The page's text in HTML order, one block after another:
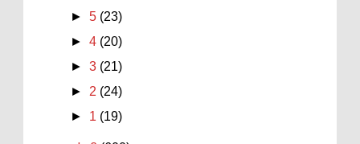
►5 (23)
►4 (20)
►3 (21)
► 2 (24)
► 1 (19)